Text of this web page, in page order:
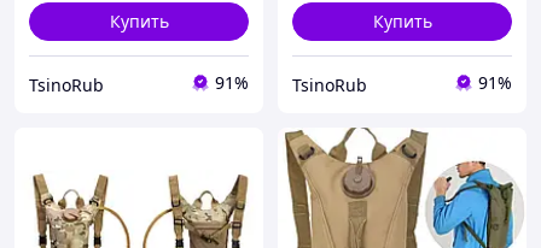
Купить
TsinoRub 91%
Купить
TsinoRub 91%